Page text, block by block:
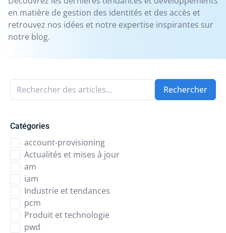
en matière de gestion des identités et des accès et
retrouvez nos idées et notre expertise inspirantes sur
notre blog.
Rechercher des articles... Rechercher
Catégories
account-provisioning
Actualités et mises à jour
am
iam
Industrie et tendances
pcm
Produit et technologie
pwd